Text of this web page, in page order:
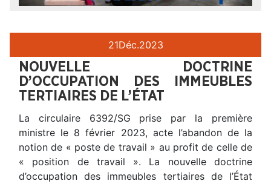
21Déc.2023
NOUVELLE DOCTRINE
D’OCCUPATION DES IMMEUBLES
TERTIAIRES DE L’ÉTAT
La circulaire 6392/SG prise par la première
ministre le 8 février 2023, acte l’abandon de la
notion de « poste de travail » au profit de celle de
« position de travail ». La nouvelle doctrine
d’occupation des immeubles tertiaires de l’État